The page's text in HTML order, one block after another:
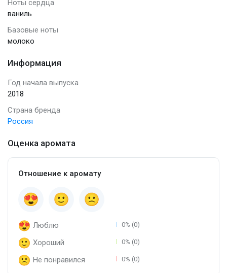
Ноты сердца
ваниль
Базовые ноты
молоко
Информация
Год начала выпуска
2018
Страна бренда
Россия
Оценка аромата
Отношение к аромату
Люблю 0% (0)
Хороший 0% (0)
Не понравился 0% (0)